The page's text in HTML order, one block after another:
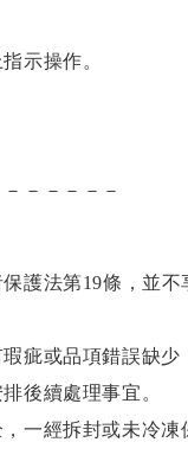
示操作。
－－－－－
護法第19條，並不
疵或品項錯誤缺少
後續處理事宜。
一經拆封或未冷凍